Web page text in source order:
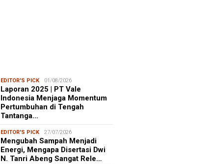
EDITOR'S PICK 01/08/2026
Laporan 2025 | PT Vale
Indonesia Menjaga Momentum
Pertumbuhan di Tengah
Tantanga…
EDITOR'S PICK 27/07/2026
Mengubah Sampah Menjadi
Energi, Mengapa Disertasi Dwi
N. Tanri Abeng Sangat Rele…